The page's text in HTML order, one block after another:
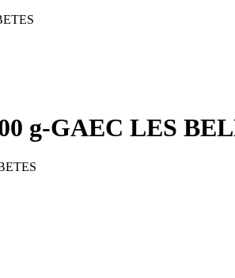
g-GAEC LES